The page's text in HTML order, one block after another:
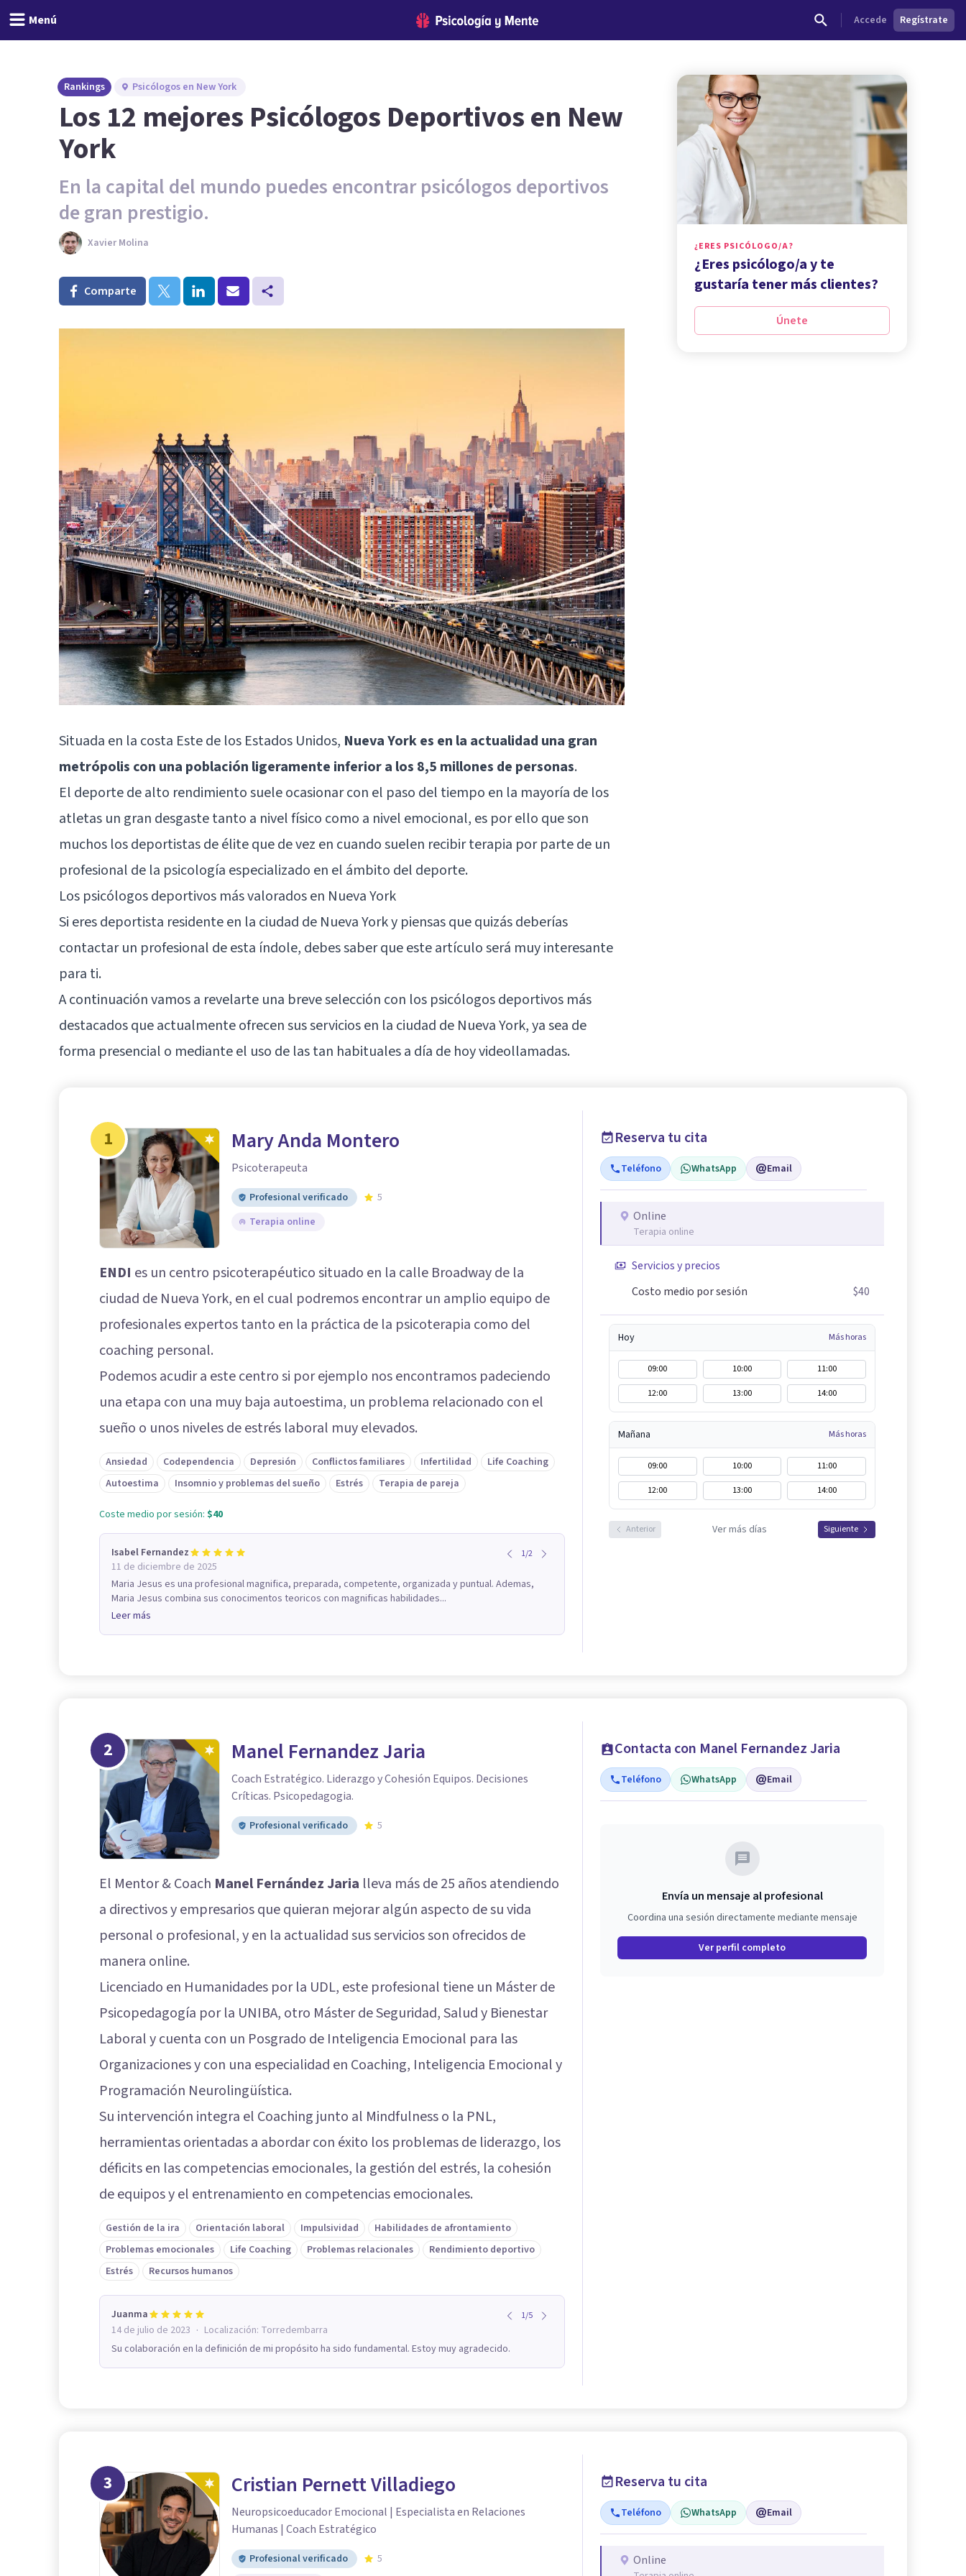
Menú Accede Regístrate
Rankings Psicólogos en New York
Los 12 mejores Psicólogos Deportivos en New
York
En la capital del mundo puedes encontrar psicólogos deportivos
de gran prestigio.
Xavier Molina
Comparte
Situada en la costa Este de los Estados Unidos, Nueva York es en la actualidad una gran
metrópolis con una población ligeramente inferior a los 8,5 millones de personas.
El deporte de alto rendimiento suele ocasionar con el paso del tiempo en la mayoría de los
atletas un gran desgaste tanto a nivel físico como a nivel emocional, es por ello que son
muchos los deportistas de élite que de vez en cuando suelen recibir terapia por parte de un
profesional de la psicología especializado en el ámbito del deporte.
Los psicólogos deportivos más valorados en Nueva York
Si eres deportista residente en la ciudad de Nueva Yorky piensas que quizás deberías
contactar un profesional de esta índole, debes saber que este artículo será muy interesante
para ti.
A continuación vamos a revelarte una breve selección con los psicólogos deportivos más
destacados que actualmente ofrecen sus servicios en la ciudad de Nueva York, ya sea de
forma presencial o mediante el uso de las tan habituales a día de hoyvideollamadas.
¿ERES PSICÓLOGO/A?
¿Eres psicólogo/a y te
gustaría tener más clientes?
Únete
1 Mary Anda Montero
Psicoterapeuta
Profesional verificado
5
Terapia online
ENDI es un centro psicoterapéutico situado en la calle Broadway de la
ciudad de Nueva York, en el cual podremos encontrar un amplio equipo de
profesionales expertos tanto en la práctica de la psicoterapia como del
coaching personal.
Podemos acudir a este centro si por ejemplo nos encontramos padeciendo
una etapa con una muy baja autoestima, un problema relacionado con el
sueño o unos niveles de estrés laboral muy elevados.
Ansiedad Codependencia Depresión Conflictos familiares Infertilidad
Life Coaching
Autoestima
Insomnio y problemas del sueño Estrés Terapia de pareja
Coste medio por sesión: $40
Isabel Fernandez 1/2
11 de diciembre de 2025
Maria Jesus es una profesional magnifica, preparada, competente, organizada y puntual. Ademas,
Maria Jesus combina sus conocimentos teoricos con magnificas habilidades...
Leer más
Reserva tu cita
Teléfono WhatsApp Email
Online
Terapia online
Servicios y precios
Costo medio por sesión
$40
Hoy Más horas
09:00 10:00
11:00
12:00
13:00 14:00
Mañana Más horas
09:00 10:00
11:00
12:00
13:00 14:00
Anterior Ver más días Siguiente
2 Manel Fernandez Jaria
Coach Estratégico. Liderazgo y Cohesión Equipos. Decisiones
Críticas. Psicopedagogia.
Profesional verificado 5
El Mentor & Coach Manel Fernández Jaria lleva más de 25 años atendiendo
a directivos y empresarios que quieran mejorar algún aspecto de su vida
personal o profesional, y en la actualidad sus servicios son ofrecidos de
manera online.
Licenciado en Humanidades por la UDL, este profesional tiene un Máster de
Psicopedagogía por la UNIBA, otro Máster de Seguridad, Salud y Bienestar
Laboral y cuenta con un Posgrado de Inteligencia Emocional para las
Organizaciones y con una especialidad en Coaching, Inteligencia Emocional y
Programación Neurolingüística.
Su intervención integra el Coaching junto al Mindfulness o la PNL,
herramientas orientadas a abordar con éxito los problemas de liderazgo, los
déficits en las competencias emocionales, la gestión del estrés, la cohesión
de equipos y el entrenamiento en competencias emocionales.
Gestión de la ira Orientación laboral Impulsividad
Habilidades de afrontamiento
Problemas emocionales
Life Coaching Problemas relacionales
Rendimiento deportivo
Estrés
Recursos humanos
Juanma 1/5
14 de julio de 2023 · Localización: Torredembarra
Su colaboración en la definición de mi propósito ha sido fundamental. Estoy muy agradecido.
Contacta con Manel Fernandez Jaria
Teléfono WhatsApp Email
Envía un mensaje al profesional
Coordina una sesión directamente mediante mensaje
Ver perfil completo
3 Cristian Pernett Villadiego
Neuropsicoeducador Emocional | Especialista en Relaciones
Humanas | Coach Estratégico
Profesional verificado 5
Reserva tu cita
Teléfono WhatsApp Email
Online